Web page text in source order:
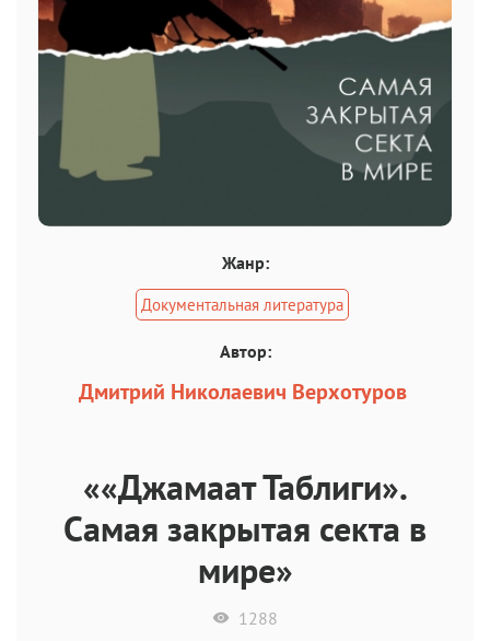
Жанр:
Документальная литература
Автор:
Дмитрий Николаевич Верхотуров
««Джамаат Таблиги».
Самая закрытая секта в
мире»
1288